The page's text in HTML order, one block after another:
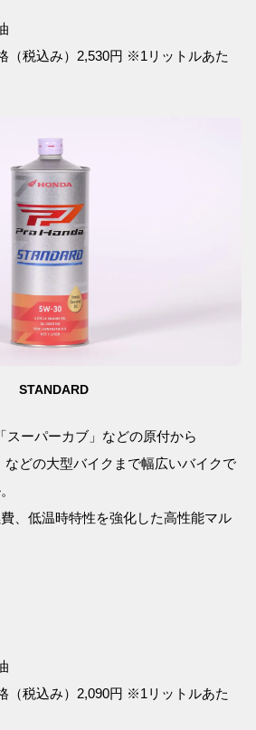
（税込み）2,530円 ※1リットルあた
STANDARD
スーパーカブ」などの原付から
などの大型バイクまで幅広いバイクで
、低温時特性を強化した高性能マル
（税込み）2,090円 ※1リットルあた